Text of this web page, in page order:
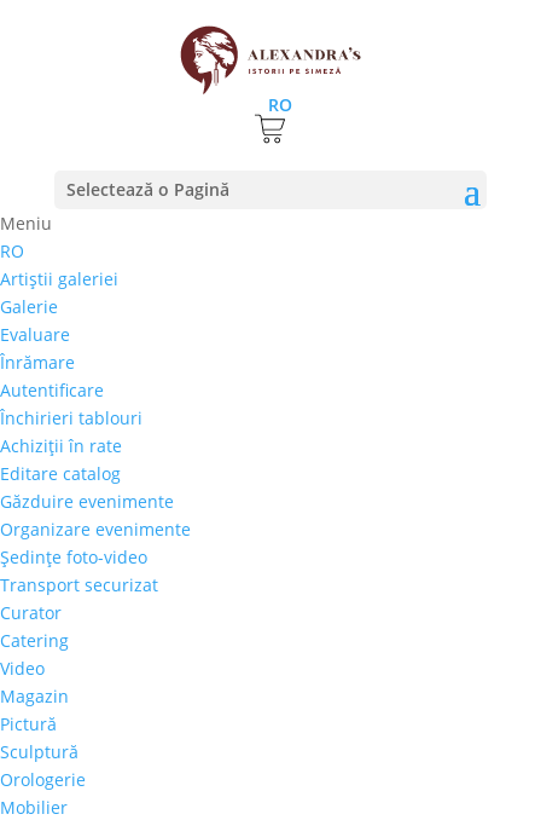
RO
Selectează o Pagină
Meniu
RO
Artiştii galeriei
Galerie
Evaluare
Înrămare
Autentificare
Închirieri tablouri
Achiziţii în rate
Editare catalog
Găzduire evenimente
Organizare evenimente
Şedinţe foto-video
Transport securizat
Curator
Catering
Video
Magazin
Pictură
Sculptură
Orologerie
Mobilier
Prima pagină⚊Magazin
Svetlana Inach – „Biserica
Bran”
700,00
Selectează rata |
3 luni
6 luni
9 luni
12 luni
Cantitate
Svetlana
Inach
Bran"
Comandă telefonică!
Dimensiuni